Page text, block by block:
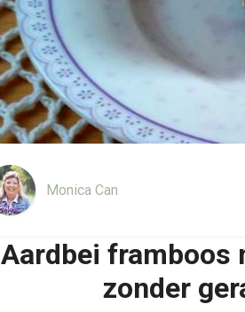
Monica Can
Aardbei framboos
zonder